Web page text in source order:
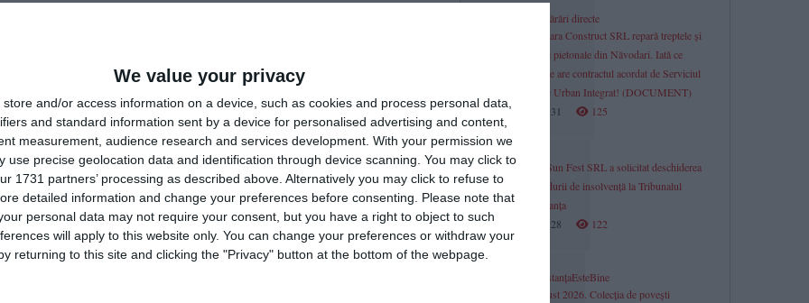
We value your privacy
store and/or access information on a device, such as cookies and process personal data,
and standard information sent by a device for personalised advertising and content,
measurement, audience research and services development. With your permission we
use precise geolocation data and identification through device scanning. You may click to
1731 partners’ processing as described above. Alternatively you may click to refuse to
detailed information and change your preferences before consenting.
Please note that
personal data may not require your consent, but you have a right to object to such
will apply to this website only. You can change your preferences or withdraw your
returning to this site and clicking the "Privacy" button at the bottom of the webpage.
într-un proces complex de reabilitare și modernizare. Terenul cu
un teren de fotbal, de aproape 1500 mp, cu gazon artificial, un
de aproape 700 mp și un teren de baschet, de peste 300 de mp.
care vor oferi pasionaților de sporturi pe roți opțiuni moderne de
un loc de joacă pentru câini, de 200 mp, dotat cu gazon natural,
Cumpărări directe
Marmara Construct SRL repară treptele și
zonele pietonale din Năvodari. Iată ce
valoare are contractul acordat de Serviciul
Public Urban Integrat! (DOCUMENT)
11:31
125
MM Sun Fest SRL a solicitat deschiderea
procedurii de insolvență la Tribunalul
Constanța
11:28
122
#ConstanțaEsteBine
6 august 2026. Colecția de povești